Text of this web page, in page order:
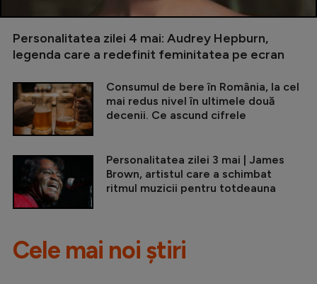
Personalitatea zilei 4 mai: Audrey Hepburn,
legenda care a redefinit feminitatea pe ecran
Consumul de bere în România, la cel
mai redus nivel în ultimele două
decenii. Ce ascund cifrele
Personalitatea zilei 3 mai | James
Brown, artistul care a schimbat
ritmul muzicii pentru totdeauna
Cele mai noi știri